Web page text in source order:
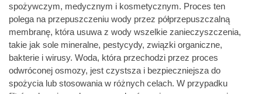
spożywczym, medycznym i kosmetycznym. Proces ten
polega na przepuszczeniu wody przez półprzepuszczalną
membranę, która usuwa z wody wszelkie zanieczyszczenia,
takie jak sole mineralne, pestycydy, związki organiczne,
bakterie i wirusy. Woda, która przechodzi przez proces
odwróconej osmozy, jest czystsza i bezpieczniejsza do
spożycia lub stosowania w różnych celach. W przypadku